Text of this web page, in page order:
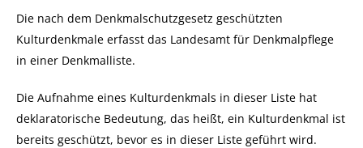
Die nach dem Denkmalschutzgesetz geschützten
Kulturdenkmale erfasst das Landesamt für Denkmalpflege
in einer Denkmalliste.
Die Aufnahme eines Kulturdenkmals in dieser Liste hat
deklaratorische Bedeutung, das heißt, ein Kulturdenkmal ist
bereits geschützt, bevor es in dieser Liste geführt wird.